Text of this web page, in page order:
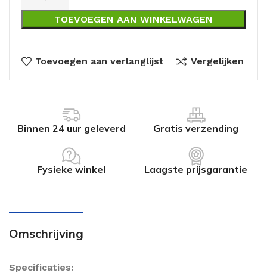
TOEVOEGEN AAN WINKELWAGEN
Toevoegen aan verlanglijst Vergelijken
Binnen 24 uur geleverd Gratis verzending
Fysieke winkel Laagste prijsgarantie
Omschrijving
Specificaties: